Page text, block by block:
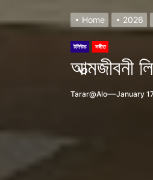
Home 2026
টলিউড সঙ্গীত
আত্মজীবনী
Tarar@alo January